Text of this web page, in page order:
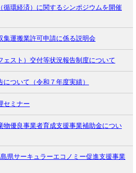
循環経済）に関するシンポジウムを開催
集運搬業許可申請に係る説明会
ェスト）交付等状況報告制度について
ついて（令和７年度実績）
セミナー
物優良事業者育成支援事業補助金につい
島県サーキュラーエコノミー促進支援事業